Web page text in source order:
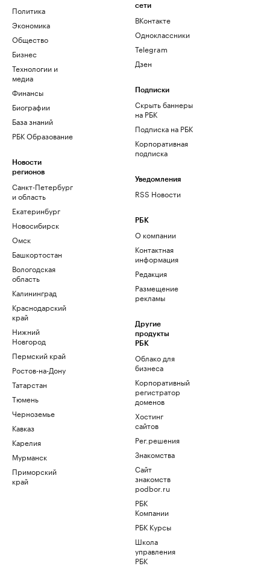
Политика
Экономика
Общество
Бизнес
Технологии и
медиа
Финансы
Биографии
База знаний
РБК Образование
Новости
регионов
Санкт-Петербург
и область
Екатеринбург
Новосибирск
Омск
Башкортостан
Вологодская
область
Калининград
Краснодарский
край
Нижний
Новгород
Пермский край
Ростов-на-Дону
Татарстан
Тюмень
Черноземье
Кавказ
Карелия
Мурманск
Приморский
край
сети
ВКонтакте
Одноклассники
Telegram
Дзен
Подписки
Скрыть баннеры
на РБК
Подписка на РБК
Корпоративная
подписка
Уведомления
RSS Новости
РБК
О компании
Контактная
информация
Редакция
Размещение
рекламы
Другие
продукты
РБК
Облако для
бизнеса
Корпоративный
регистратор
доменов
Хостинг
сайтов
Рег.решения
Знакомства
Сайт
знакомств
podbor.ru
РБК
Компании
РБК Курсы
Школа
управления
РБК